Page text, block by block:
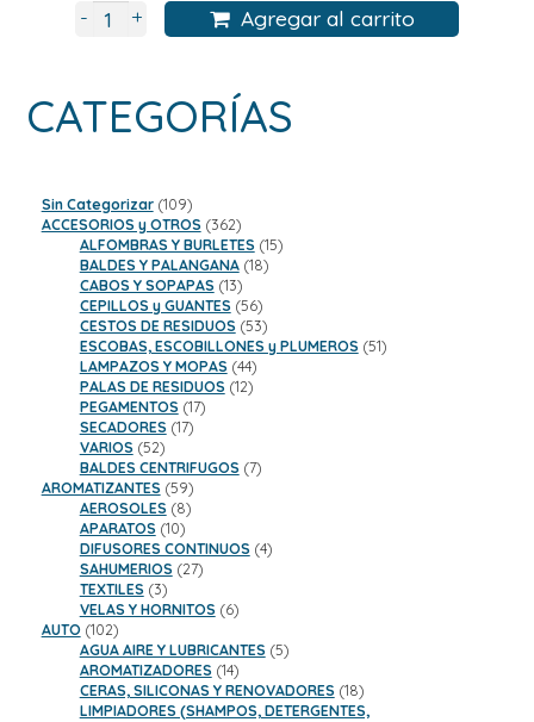
- + Agregar al carrito
CATEGORÍAS
Sin Categorizar 109109
productos
ACCESORIOS y OTROS 362362
productos
ALFOMBRAS Y BURLETES 1515
BALDES Y PALANGANA 1818
CABOS Y SOPAPAS 1313
productos
CEPILLOS y GUANTES 5656
productos
CESTOS DE RESIDUOS 5353
productos
ESCOBAS, ESCOBILLONES y PLUMEROS 5151
LAMPAZOS Y MOPAS 4444
productos
PALAS DE RESIDUOS 1212
PEGAMENTOS 1717
SECADORES 1717
VARIOS 5252
productos
BALDES CENTRIFUGOS 77
AROMATIZANTES 5959
productos
AEROSOLES 88
productos
APARATOS 1010
productos
DIFUSORES CONTINUOS 44
SAHUMERIOS 2727
TEXTILES 33
productos
VELAS Y HORNITOS 66
AUTO 102102
productos
AGUA AIRE Y LUBRICANTES 55
AROMATIZADORES 1414
productos
CERAS, SILICONAS Y RENOVADORES 1818
productos
LIMPIADORES (SHAMPOS, DETERGENTES,